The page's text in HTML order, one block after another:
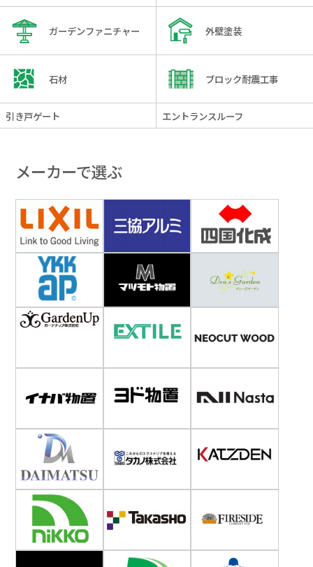
ガーデンファニチャー 外壁塗装
石材 ブロック耐震工事
引き戸ゲート エントランスルーフ
メーカーで選ぶ